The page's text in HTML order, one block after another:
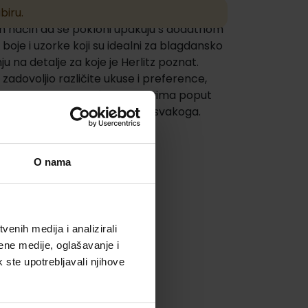
O nama
medija i analizirali
medije, oglašavanje i
ste upotrebljavali njihove
da se pokloni upakuju s dodatnom
i uzorke koji su idealni za blagdansko
na detalje za koje je Herlitz poznat.
različite ukuse i preference,
o klasičnim božićnim motivima poput
Herlitz nudi nešto za svakoga.